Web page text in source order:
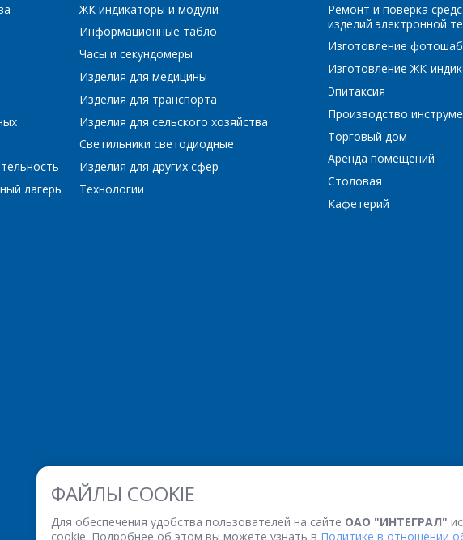
ФАЙЛЫ COOKIE
Для обеспечения удобства пользователей на сайте ОАО "ИНТЕГРАЛ"
cookie. Подробнее об этом вы можете узнать в Политике в отношении
лагерь
ЖК индикаторы и модули
Информационные табло
Часы и секундомеры
Изделия для медицины
Изделия для транспорта
Изделия для сельского хозяйства
Светильники светодиодные
Изделия для других сфер
Технологии
Ремонт и поверка
изделий электронной
Изготовление
Изготовление ЖК-
Эпитаксия
Производство
Торговый дом
Аренда помещений
Столовая
Кафетерий
Комментарий
Я согласен на обработку персональных данных*
- обязательные поля